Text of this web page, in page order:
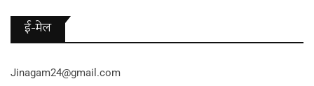
ई-मेल
Jinagam24@gmail.com